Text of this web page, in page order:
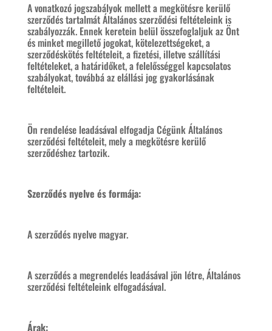
A vonatkozó jogszabályok mellett a megkötésre kerülő
szerződés tartalmát Általános szerződési feltételeink is
szabályozzák. Ennek keretein belül összefoglaljuk az Önt
és minket megillető jogokat, kötelezettségeket, a
szerződéskötés feltételeit, a fizetési, illetve szállítási
feltételeket, a határidőket, a felelősséggel kapcsolatos
szabályokat, továbbá az elállási jog gyakorlásának
feltételeit.
Ön rendelése leadásával elfogadja Cégünk Általános
szerződési feltételeit, mely a megkötésre kerülő
szerződéshez tartozik.
Szerződés nyelve és formája:
A szerződés nyelve magyar.
A szerződés a megrendelés leadásával jön létre, Általános
szerződési feltételeink elfogadásával.
Árak: